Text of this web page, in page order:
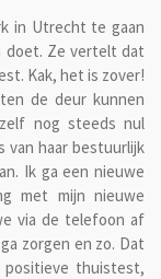
in Utrecht te gaan
doet. Ze vertelt dat
Kak, het is zover!
de deur kunnen
nog steeds nul
van haar bestuurlijk
Ik ga een nieuwe
met mijn nieuwe
via de telefoon af
zorgen en zo. Dat
positieve thuistest,